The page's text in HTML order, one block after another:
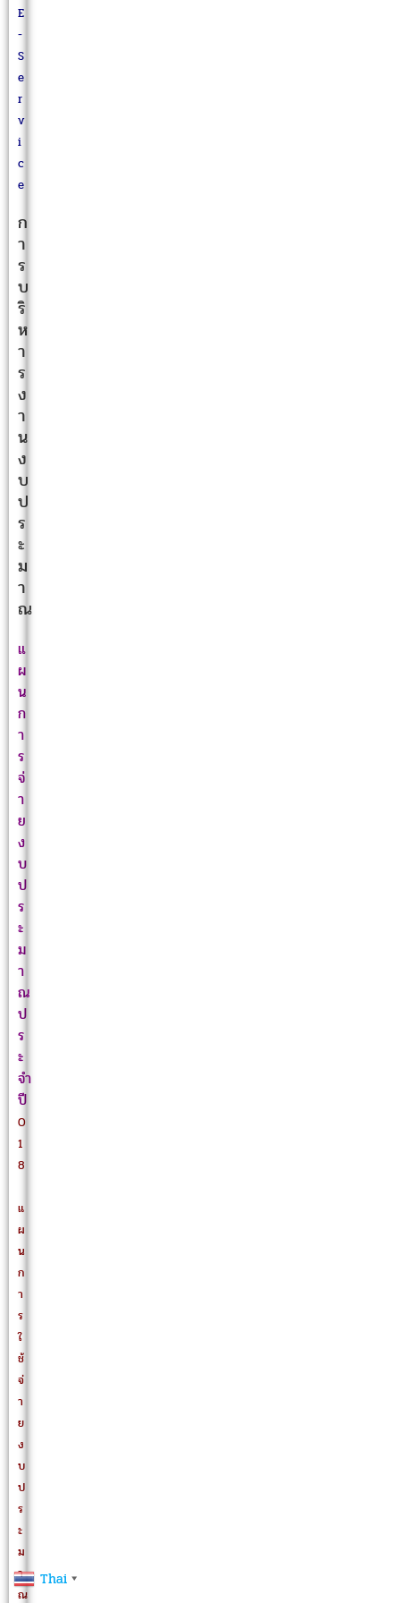
E
-
S
e
r
v
i
c
e
ก
า
ร
บ
ริ
ห
า
ร
ง
า
น
ง
บ
ป
ร
ะ
ม
า
ณ
แ
ผ
น
ก
า
ร
จ่
า
ย
ง
บ
ป
ร
ะ
ม
า
ณ
ป
ร
ะ
จำ
ปี
O
1
8
แ
ผ
น
ก
า
ร
ใ
ช้
จ่
า
ย
ง
บ
ป
ร
ะ
ม
า
ณ
Thai ▼